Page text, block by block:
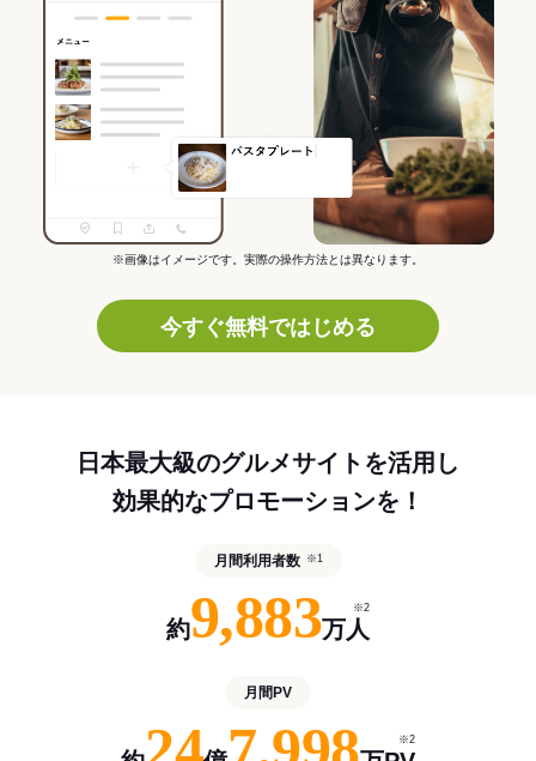
※画像はイメージです。実際の操作方法とは異なります。
今すぐ無料ではじめる
日本最大級のグルメサイトを活用し
効果的なプロモーションを！
月間利用者数 ※1
約9,883万人
※2
月間PV
※2